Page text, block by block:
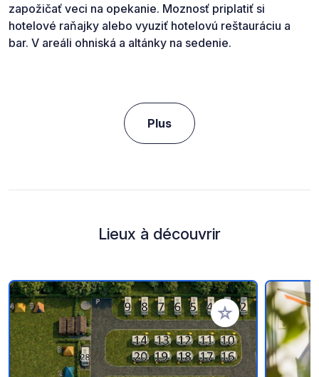
zapožičať veci na opekanie. Moznosť priplatiť si
hotelové raňajky alebo vyuziť hotelovú reštauráciu a
bar. V areáli ohniská a altánky na sedenie.
Plus
Lieux à découvrir
Ajouter à vos